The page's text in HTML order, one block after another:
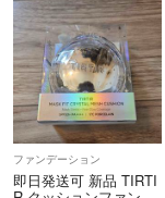
ファンデーション
即日発送可 新品 TIRTI